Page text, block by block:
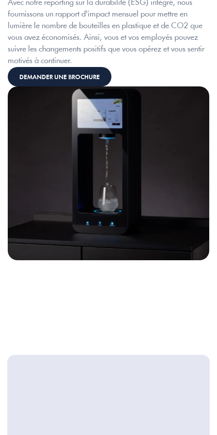
Avec notre reporting sur la durabilité (ESG) intégré, nous
fournissons un rapport d'impact mensuel pour mettre en
lumière le nombre de bouteilles en plastique et de CO2 que
vous avez économisés. Ainsi, vous et vos employés pouvez
suivre les changements positifs que vous opérez et vous sentir
motivés à continuer.
DEMANDER UNE BROCHURE